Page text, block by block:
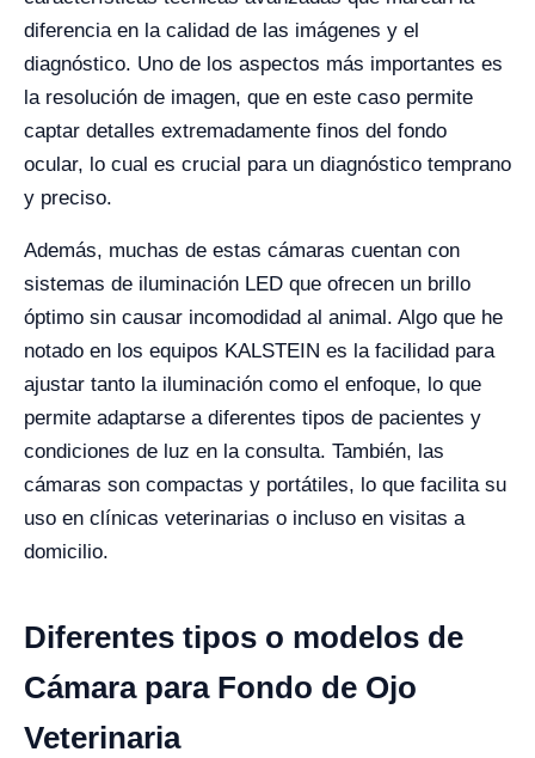
diferencia en la calidad de las imágenes y el
diagnóstico. Uno de los aspectos más importantes es
la resolución de imagen, que en este caso permite
captar detalles extremadamente finos del fondo
ocular, lo cual es crucial para un diagnóstico temprano
y preciso.
Además, muchas de estas cámaras cuentan con
sistemas de iluminación LED que ofrecen un brillo
óptimo sin causar incomodidad al animal. Algo que he
notado en los equipos KALSTEIN es la facilidad para
ajustar tanto la iluminación como el enfoque, lo que
permite adaptarse a diferentes tipos de pacientes y
condiciones de luz en la consulta. También, las
cámaras son compactas y portátiles, lo que facilita su
uso en clínicas veterinarias o incluso en visitas a
domicilio.
Diferentes tipos o modelos de
Cámara para Fondo de Ojo
Veterinaria